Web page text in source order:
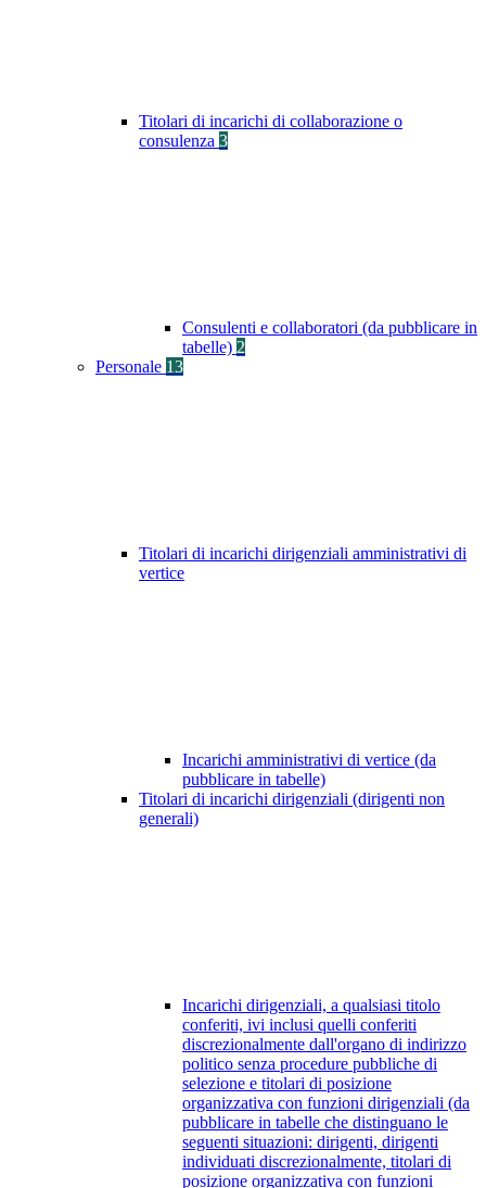
Titolari di incarichi di collaborazione o
consulenza 3
Consulenti e collaboratori (da pubblicare in
tabelle) 2
Personale 13
Titolari di incarichi dirigenziali amministrativi di
vertice
Incarichi amministrativi di vertice (da
pubblicare in tabelle)
Titolari di incarichi dirigenziali (dirigenti non
generali)
Incarichi dirigenziali, a qualsiasi titolo
conferiti, ivi inclusi quelli conferiti
discrezionalmente dall'organo di indirizzo
politico senza procedure pubbliche di
selezione e titolari di posizione
organizzativa con funzioni dirigenziali (da
pubblicare in tabelle che distinguano le
seguenti situazioni: dirigenti, dirigenti
individuati discrezionalmente, titolari di
posizione organizzativa con funzioni